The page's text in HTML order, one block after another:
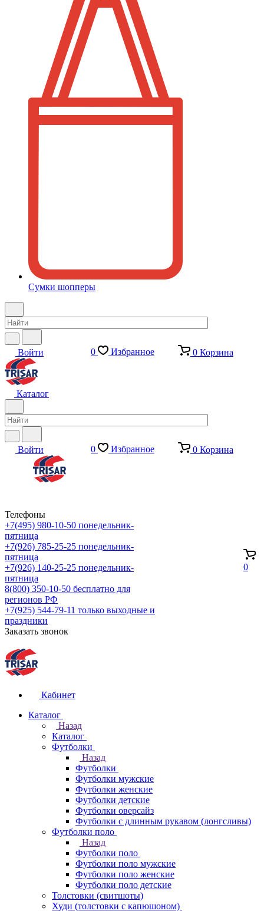
Сумки шопперы
Войти 0 Избранное 0 Корзина
Каталог
Войти 0 Избранное 0 Корзина
Телефоны
+7(495) 980-10-50 понедельник-
пятница
+7(926) 785-25-25 понедельник-
пятница
+7(926) 140-25-25 понедельник-
пятница
8(800) 350-10-50 бесплатно для
регионов РФ
+7(925) 544-79-11 только выходные и
праздники
Заказать звонок
0
Кабинет
Каталог
Назад
Каталог
Футболки
Назад
Футболки
Футболки мужские
Футболки женские
Футболки детские
Футболки оверсайз
Футболки с длинным рукавом (лонгсливы)
Футболки поло
Назад
Футболки поло
Футболки поло мужские
Футболки поло женские
Футболки поло детские
Толстовки (свитшоты)
Худи (толстовки с капюшоном)